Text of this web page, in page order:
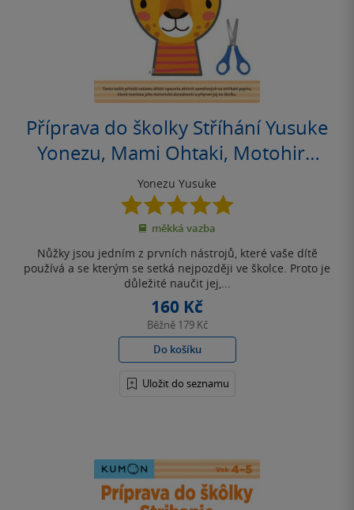
Příprava do školky Stříhání Yusuke
Yonezu, Mami Ohtaki, Motohiro
Keira
Yonezu Yusuke
5.0
z
5
měkká vazba
Nůžky jsou jedním z prvních nástrojů, které vaše dítě
používá a se kterým se setká nejpozději ve školce. Proto je
důležité naučit jej,...
160 Kč
Běžně 179 Kč
Do košíku
Uložit do seznamu